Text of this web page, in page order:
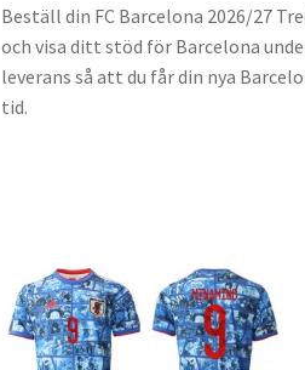
Beställ din FC Barcelona 2026/27
och visa ditt stöd för Barcelona
leverans så att du får din nya
tid.